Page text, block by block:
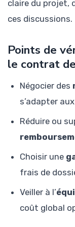
claire du projet,
ces discussions.
Points de
le contrat
Négocier des
s’adapter
Réduire ou
Choisir une
frais de
Veiller à l’
coût global